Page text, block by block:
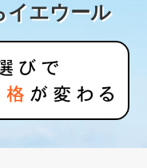
イエウール